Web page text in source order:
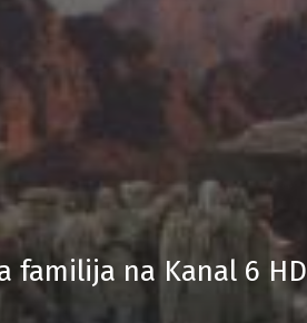
familija na Kanal 6 HD